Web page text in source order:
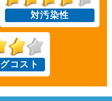
対汚染性
コスト